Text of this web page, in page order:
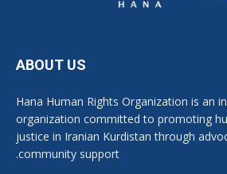
ABOUT US
Hana Human Rights Organization is an
organization committed to promoting
justice in Iranian Kurdistan through
community support.